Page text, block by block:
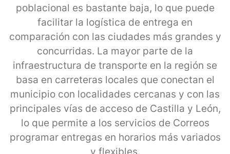
poblacional es bastante baja, lo que puede
facilitar la logística de entrega en
comparación con las ciudades más grandes y
concurridas. La mayor parte de la
infraestructura de transporte en la región se
basa en carreteras locales que conectan el
municipio con localidades cercanas y con las
principales vías de acceso de Castilla y León,
lo que permite a los servicios de Correos
programar entregas en horarios más variados
y flexibles.